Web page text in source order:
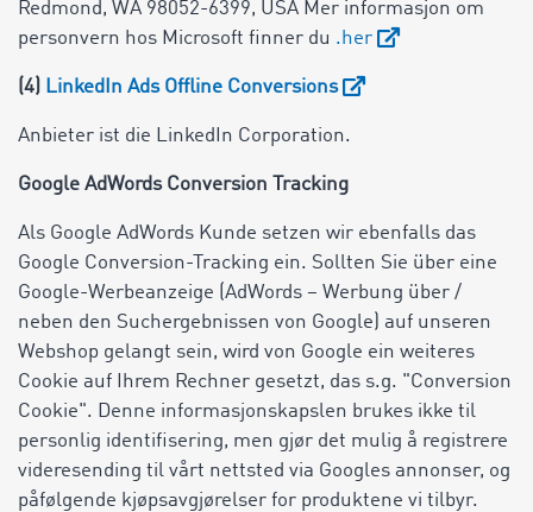
Redmond, WA 98052-6399, USA Mer informasjon om
personvern hos Microsoft finner du .her
(4) LinkedIn Ads Offline Conversions
Anbieter ist die LinkedIn Corporation.
Google AdWords Conversion Tracking
Als Google AdWords Kunde setzen wir ebenfalls das
Google Conversion-Tracking ein. Sollten Sie über eine
Google-Werbeanzeige (AdWords – Werbung über /
neben den Suchergebnissen von Google) auf unseren
Webshop gelangt sein, wird von Google ein weiteres
Cookie auf Ihrem Rechner gesetzt, das s.g. "Conversion
Cookie". Denne informasjonskapslen brukes ikke til
personlig identifisering, men gjør det mulig å registrere
videresending til vårt nettsted via Googles annonser, og
påfølgende kjøpsavgjørelser for produktene vi tilbyr.